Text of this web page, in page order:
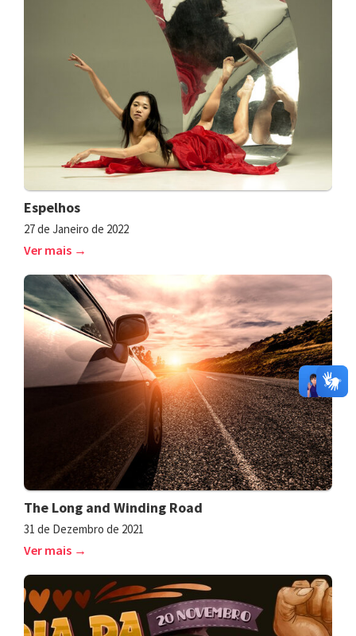
Espelhos
27 de Janeiro de 2022
Ver mais →
The Long and Winding Road
31 de Dezembro de 2021
Ver mais →